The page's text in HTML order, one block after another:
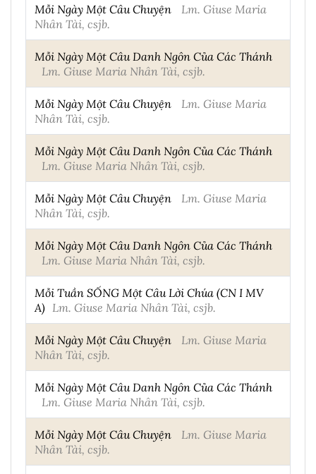
Mỗi Ngày Một Câu Chuyện
Lm. Giuse Maria
Nhân Tài, csjb.
Mỗi Ngày Một Câu Danh Ngôn Của Các Thánh
Lm. Giuse Maria Nhân Tài, csjb.
Mỗi Ngày Một Câu Chuyện
Lm. Giuse Maria
Nhân Tài, csjb.
Mỗi Ngày Một Câu Danh Ngôn Của Các Thánh
Lm. Giuse Maria Nhân Tài, csjb.
Mỗi Ngày Một Câu Chuyện
Lm. Giuse Maria
Nhân Tài, csjb.
Mỗi Ngày Một Câu Danh Ngôn Của Các Thánh
Lm. Giuse Maria Nhân Tài, csjb.
Mỗi Tuần SỐNG Một Câu Lời Chúa (CN I MV
A) Lm. Giuse Maria Nhân Tài, csjb.
Mỗi Ngày Một Câu Chuyện
Lm. Giuse Maria
Nhân Tài, csjb.
Mỗi Ngày Một Câu Danh Ngôn Của Các Thánh
Lm. Giuse Maria Nhân Tài, csjb.
Mỗi Ngày Một Câu Chuyện
Lm. Giuse Maria
Nhân Tài, csjb.